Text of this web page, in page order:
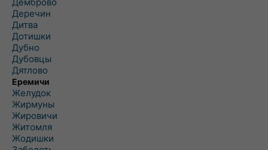
Деречин
Дитва
Дотишки
Дубно
Дубовцы
Дятлово
Еремичи
Желудок
Жирмуны
Жировичи
Житомля
Жодишки